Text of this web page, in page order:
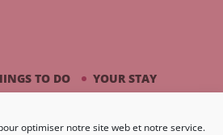
optimiser notre site web et notre service.
TO DO
YOUR STAY